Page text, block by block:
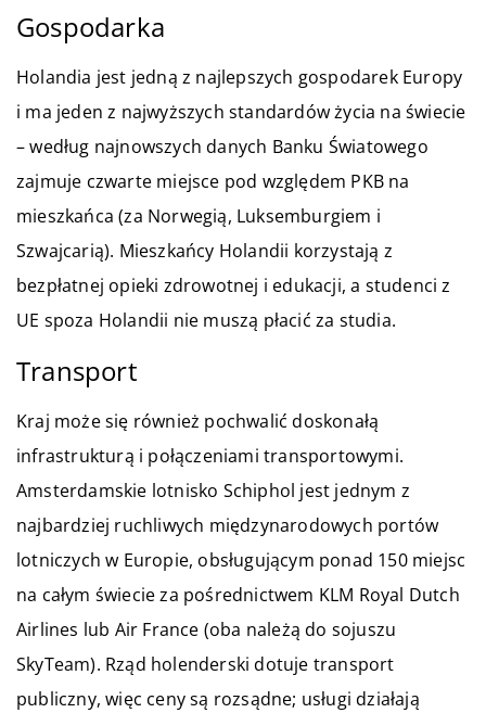
Gospodarka
Holandia jest jedną z najlepszych gospodarek Europy
i ma jeden z najwyższych standardów życia na świecie
– według najnowszych danych Banku Światowego
zajmuje czwarte miejsce pod względem PKB na
mieszkańca (za Norwegią, Luksemburgiem i
Szwajcarią). Mieszkańcy Holandii korzystają z
bezpłatnej opieki zdrowotnej i edukacji, a studenci z
UE spoza Holandii nie muszą płacić za studia.
Transport
Kraj może się również pochwalić doskonałą
infrastrukturą i połączeniami transportowymi.
Amsterdamskie lotnisko Schiphol jest jednym z
najbardziej ruchliwych międzynarodowych portów
lotniczych w Europie, obsługującym ponad 150 miejsc
na całym świecie za pośrednictwem KLM Royal Dutch
Airlines lub Air France (oba należą do sojuszu
SkyTeam). Rząd holenderski dotuje transport
publiczny, więc ceny są rozsądne; usługi działają